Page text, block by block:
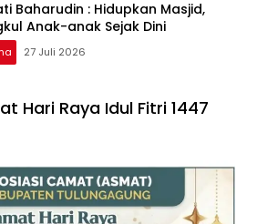
Baharudin : Hidupkan Masjid,
Anak-anak Sejak Dini
27 Juli 2026
Hari Raya Idul Fitri 1447